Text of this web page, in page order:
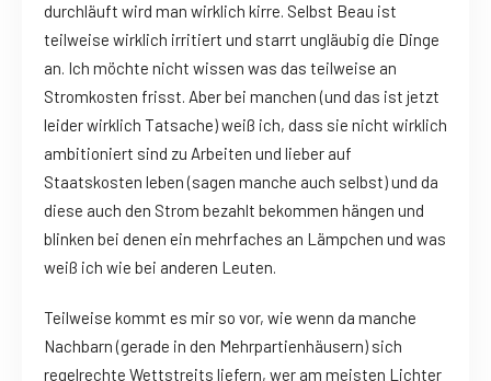
durchläuft wird man wirklich kirre. Selbst Beau ist
teilweise wirklich irritiert und starrt ungläubig die Dinge
an. Ich möchte nicht wissen was das teilweise an
Stromkosten frisst. Aber bei manchen (und das ist jetzt
leider wirklich Tatsache) weiß ich, dass sie nicht wirklich
ambitioniert sind zu Arbeiten und lieber auf
Staatskosten leben (sagen manche auch selbst) und da
diese auch den Strom bezahlt bekommen hängen und
blinken bei denen ein mehrfaches an Lämpchen und was
weiß ich wie bei anderen Leuten.
Teilweise kommt es mir so vor, wie wenn da manche
Nachbarn (gerade in den Mehrpartienhäusern) sich
regelrechte Wettstreits liefern, wer am meisten Lichter